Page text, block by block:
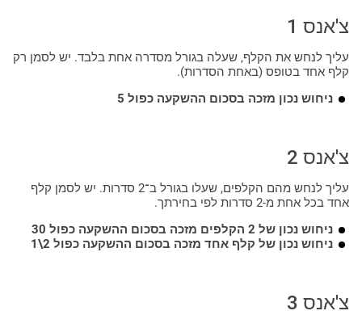
צ'אנס 1
עליך לנחש את הקלף, שעלה בגורל מסדרה אחת בלבד. יש לסמן רק
קלף אחד בטופס (באחת הסדרות).
ניחוש נכון מזכה בסכום ההשקעה כפול 5
צ'אנס 2
עליך לנחש מהם הקלפים, שעלו בגורל ב־2 סדרות. יש לסמן קלף
אחד בכל אחת מ-2 סדרות לפי בחירתך.
ניחוש נכון של 2 הקלפים מזכה בסכום ההשקעה כפול 30
ניחוש נכון של קלף אחד מזכה בסכום ההשקעה כפול 2\1
צ'אנס 3